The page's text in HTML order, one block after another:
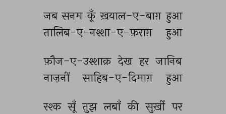
जब सनम कूँ ख़याल-ए-बाग़ हुआ
तालिब-ए-नश्शा-ए-फ़राग़
हुआ
फ़ौज-ए-उश्शाक़ देख हर जानिब
नाज़नीं
साहिब-ए-दिमाग़ हुआ
रश्क सूँ तुझ लबाँ की सुर्ख़ी पर